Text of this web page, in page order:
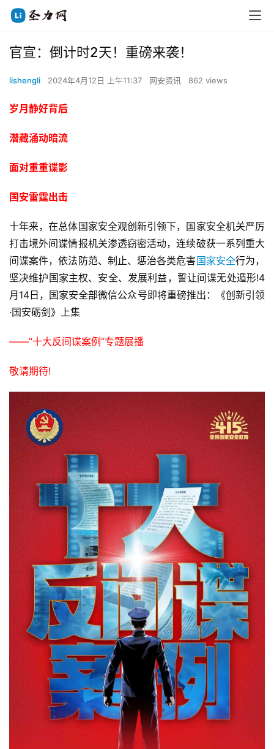
官宣：倒计时2天！重磅来袭！
lishengli 2024年4月12日 上午11:37 网安资讯 862 views
岁月静好背后
潜藏涌动暗流
面对重重谍影
国安雷霆出击
十年来，在总体国家安全观创新引领下，国家安全机关严厉
打击境外间谍情报机关渗透窃密活动，连续破获一系列重大
间谍案件，依法防范、制止、惩治各类危害 国家安全行为，
坚决维护国家主权、安全、发展利益，誓让间谍无处遁形!4
月14日，国家安全部微信公众号即将重磅推出：《创新引领
·国安砺剑》上集
——“十大反间谍案例”专题展播
敬请期待!